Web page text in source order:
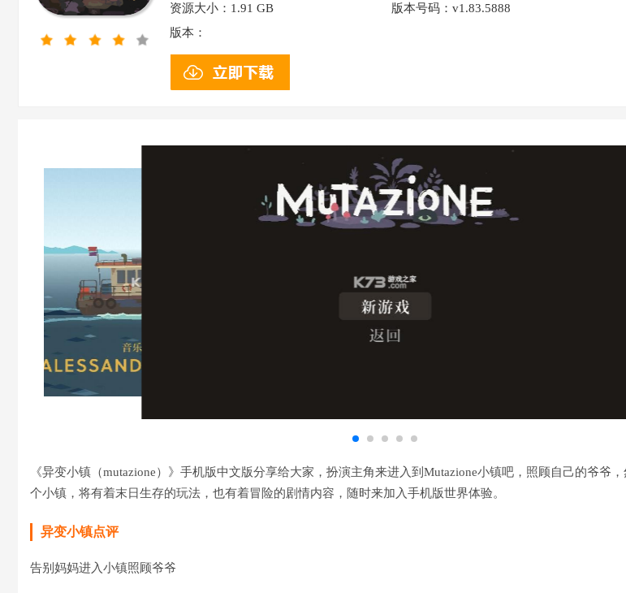
资源大小： 1.91 GB
版本号码：v1.83.5888
版本：
《异变小镇（mutazione）》手机版中文版分享给大家，扮演主角来进入到Mutazione小镇吧，照顾自己的爷爷
个小镇，将有着末日生存的玩法，也有着冒险的剧情内容，随时来加入手机版世界体验。
异变小镇点评
告别妈妈进入小镇照顾爷爷